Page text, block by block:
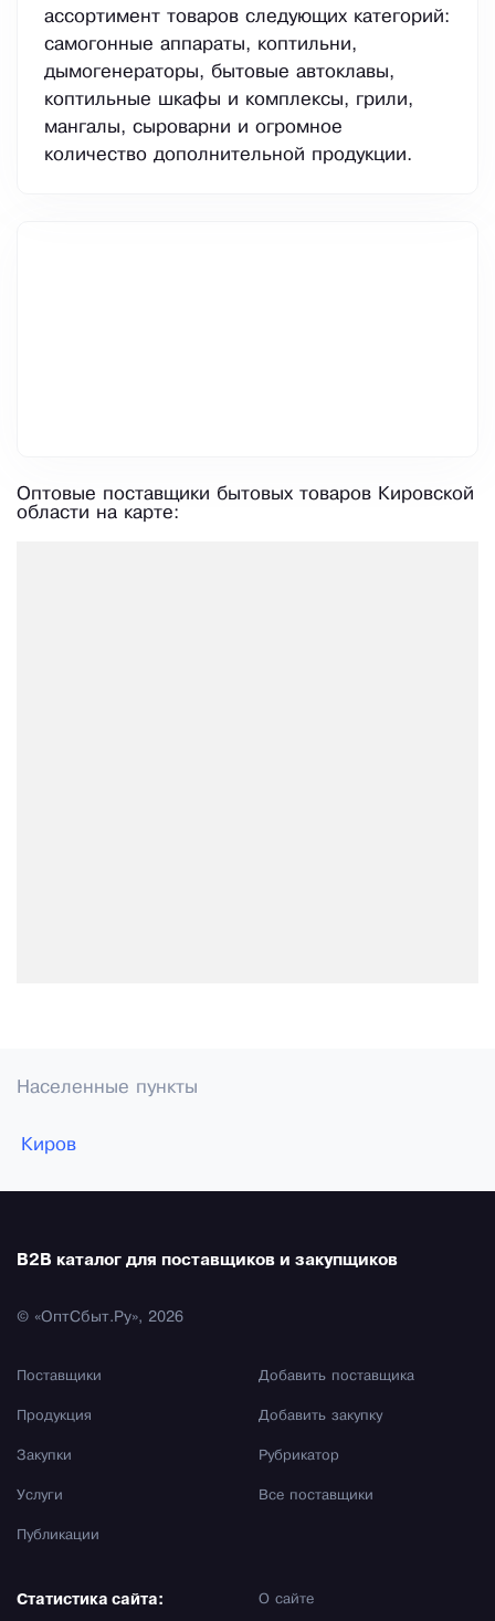
ассортимент товаров следующих категорий:
самогонные аппараты, коптильни,
дымогенераторы, бытовые автоклавы,
коптильные шкафы и комплексы, грили,
мангалы, сыроварни и огромное
количество дополнительной продукции.
Оптовые поставщики бытовых товаров Кировской
области на карте:
Населенные пункты
Киров
B2B каталог для поставщиков и закупщиков
© «ОптСбыт.Ру», 2026
Поставщики
Продукция
Закупки
Услуги
Публикации
Добавить поставщика
Добавить закупку
Рубрикатор
Все поставщики
О сайте
Статистика сайта: